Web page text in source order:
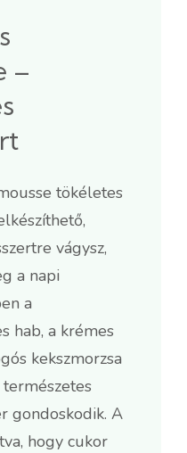
–
tökéletes
vágysz,
a napi
a
hab, a krémes
kekszmorzsa
gondoskodik. A
hogy cukor